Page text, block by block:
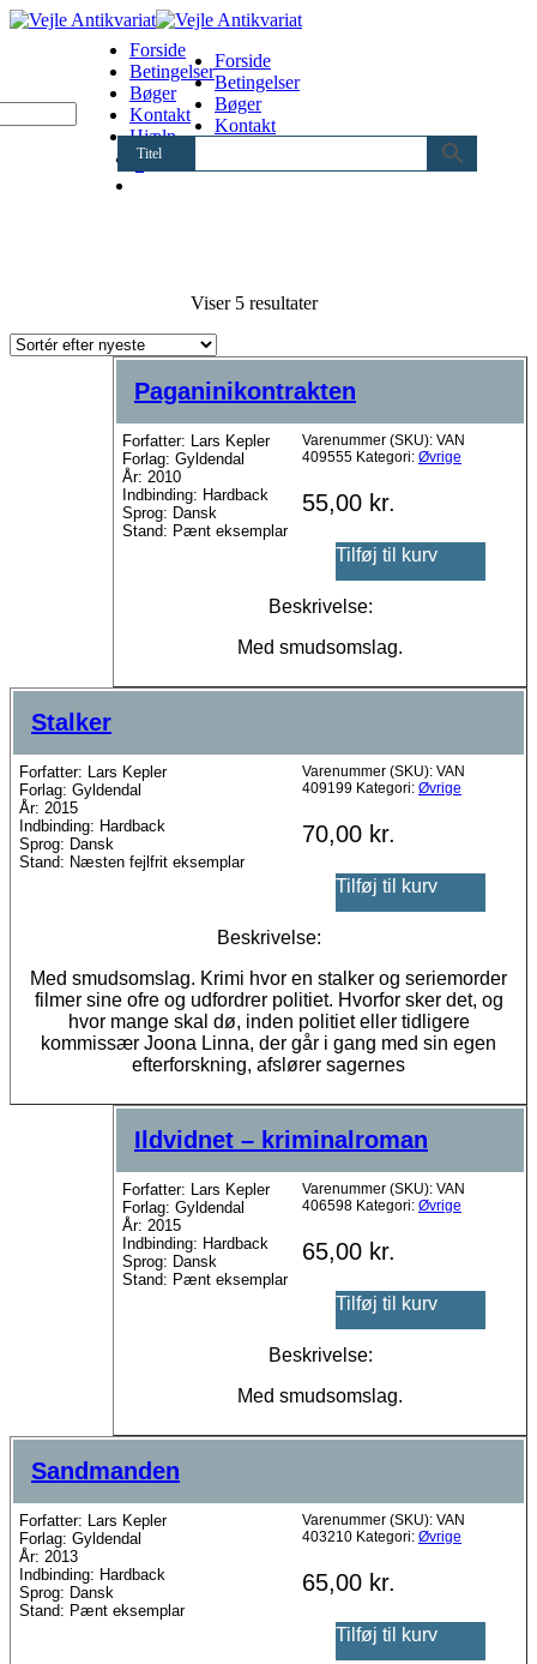
Titel
Forside
Betingelser
Bøger
Kontakt
Hjælp
Forside
Betingelser
Bøger
Kontakt
Viser 5 resultaterSorteret
Paganinikontrakten
Forfatter: Lars Kepler
Forlag: Gyldendal
År: 2010
Indbinding: Hardback
Sprog: Dansk
Stand: Pænt eksemplar
Varenummer (SKU): VAN
409555 Kategori: Øvrige
55,00 kr.
Tilføj til kurv
Beskrivelse:
Med smudsomslag.
Stalker
Forfatter: Lars Kepler
Forlag: Gyldendal
År: 2015
Indbinding: Hardback
Sprog: Dansk
Stand: Næsten fejlfrit eksemplar
Varenummer (SKU): VAN
409199 Kategori: Øvrige
70,00 kr.
Tilføj til kurv
Beskrivelse:
Med smudsomslag. Krimi hvor en stalker og seriemorder
filmer sine ofre og udfordrer politiet. Hvorfor sker det, og
hvor mange skal dø, inden politiet eller tidligere
kommissær Joona Linna, der går i gang med sin egen
efterforskning, afslører sagernes
Ildvidnet – kriminalroman
Forfatter: Lars Kepler
Forlag: Gyldendal
År: 2015
Indbinding: Hardback
Sprog: Dansk
Stand: Pænt eksemplar
Varenummer (SKU): VAN
406598 Kategori: Øvrige
65,00 kr.
Tilføj til kurv
Beskrivelse:
Med smudsomslag.
Sandmanden
Forfatter: Lars Kepler
Forlag: Gyldendal
År: 2013
Indbinding: Hardback
Sprog: Dansk
Stand: Pænt eksemplar
Varenummer (SKU): VAN
403210 Kategori: Øvrige
65,00 kr.
Tilføj til kurv